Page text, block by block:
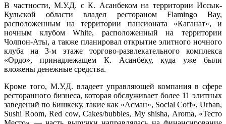
В частности, М.У.Д. с К. Асанбеком на территории Иссык-
Кульской области владел рестораном Flamingo Bay,
расположенным на территории пансионата «Каганат», и
ночным клубом White, расположенный на территории
Чолпон-Аты, а также планировал открытие элитного ночного
клуба на 3-м этаже торгово-развлекательного комплекса
«Ордо», принадлежащем К. Асанбеку, куда уже были
вложены денежные средства.
Кроме того, М.У.Д. владеет управляющей компания в сфере
ресторанного бизнеса, которая обслуживает более 11 элитных
заведений по Бишкеку, такие как «Асман», Social Coff», Urban,
Sushi Room, Red cow, Cakes/bubbles, My shisha, Aroma, «Тесто